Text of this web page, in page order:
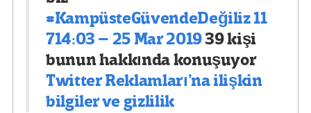
#KampüsteGüvendeDeğiliz11
714:03 – 25 Mar 201939 kişi
bunun hakkında konuşuyor
Twitter Reklamları’na ilişkin
bilgiler ve gizlilik